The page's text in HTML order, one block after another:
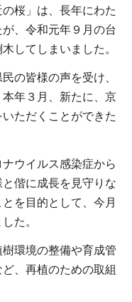
桜」は、長年にわた
、令和元年９月の台
してしまいました。
の皆様の声を受け、
年３月、新たに、京
ただくことができた
ウイルス感染症から
偕に成長を見守りな
を目的として、今月
た。
環境の整備や育成管
、再植のための取組